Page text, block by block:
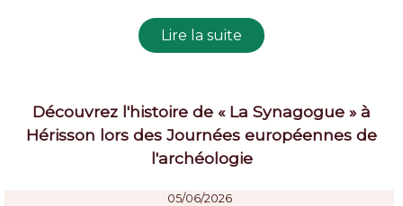
Découvrez l'histoire de « La Synagogue » à
Hérisson lors des Journées européennes de
l'archéologie
05/06/2026